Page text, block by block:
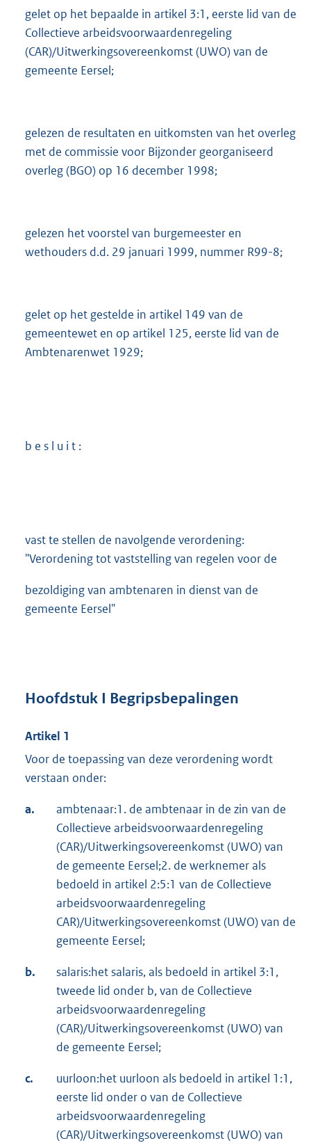
gelet op het bepaalde in artikel 3:1, eerste lid van de
Collectieve arbeidsvoorwaardenregeling
(CAR)/Uitwerkingsovereenkomst (UWO) van de
gemeente Eersel;
gelezen de resultaten en uitkomsten van het overleg
met de commissie voor Bijzonder georganiseerd
overleg (BGO) op 16 december 1998;
gelezen het voorstel van burgemeester en
wethouders d.d. 29 januari 1999, nummer R99-8;
gelet op het gestelde in artikel 149 van de
gemeentewet en op artikel 125, eerste lid van de
Ambtenarenwet 1929;
b e s l u i t :
vast te stellen de navolgende verordening:
"Verordening tot vaststelling van regelen voor de
bezoldiging van ambtenaren in dienst van de
gemeente Eersel"
Hoofdstuk I Begripsbepalingen
Artikel 1
Voor de toepassing van deze verordening wordt
verstaan onder:
a.
ambtenaar:1. de ambtenaar in de zin van de
Collectieve arbeidsvoorwaardenregeling
(CAR)/Uitwerkingsovereenkomst (UWO) van
de gemeente Eersel;2. de werknemer als
bedoeld in artikel 2:5:1 van de Collectieve
arbeidsvoorwaardenregeling
CAR)/Uitwerkingsovereenkomst (UWO) van de
gemeente Eersel;
b.
salaris:het salaris, als bedoeld in artikel 3:1,
tweede lid onder b, van de Collectieve
arbeidsvoorwaardenregeling
(CAR)/Uitwerkingsovereenkomst (UWO) van
de gemeente Eersel;
c.
uurloon:het uurloon als bedoeld in artikel 1:1,
eerste lid onder o van de Collectieve
arbeidsvoorwaardenregeling
(CAR)/Uitwerkingsovereenkomst (UWO) van